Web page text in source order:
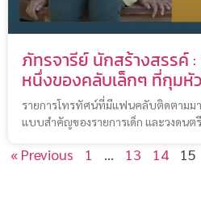
ภัทรจารีย์ นักสร้างสรรค์ :
หนึ่งของคลับเล็กๆ ที่กุมหัว
รายการโทรทัศน์ที่มีแฟนคลับติดตามม
แบบสำคัญของรายการเด็ก และวงดนต
« Previous 1 … 13 14 15